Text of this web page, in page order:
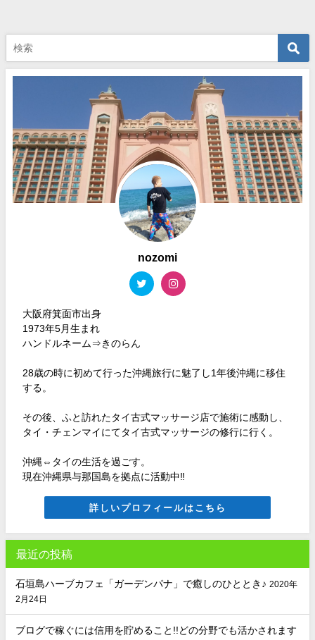
nozomi
大阪府箕面市出身
1973年5月生まれ
ハンドルネーム⇒きのらん
28歳の時に初めて行った沖縄旅行に魅了し1年後沖縄に移住
する。
その後、ふと訪れたタイ古式マッサージ店で施術に感動し、
タイ・チェンマイにてタイ古式マッサージの修行に行く。
沖縄⇔タイの生活を過ごす。
現在沖縄県与那国島を拠点に活動中‼
詳しいプロフィールはこちら
最近の投稿
石垣島ハーブカフェ「ガーデンパナ」で癒しのひととき♪ 2020年
2月24日
ブログで稼ぐには信用を貯めること!!どの分野でも活かされます